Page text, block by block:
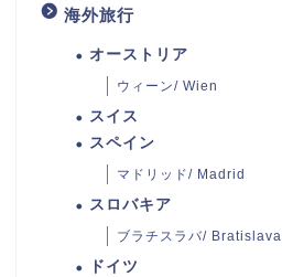
海外旅行
オーストリア
ウィーン/ Wien
スイス
スペイン
マドリッド/ Madrid
スロバキア
ブラチスラバ/ Bratislava
ドイツ